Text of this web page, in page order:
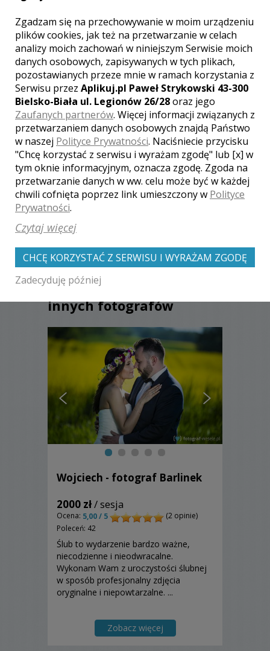
jakości, jasnymi obiektywami
stałoogniskowymi. O nazwach sprzętu
dżentelmeni nie rozmawiają. ;)
Opinie o fotografie (0)
[ brak komentarzy ]
Zobacz także galerie
innych fotografów
Wojciech - fotograf Barlinek
2000 zł/ sesja
Ocena: 5,00 / 5
(2 opinie)
Poleceń: 42
Ślub to wydarzenie bardzo ważne,
niecodzienne i nieodwracalne.
Wykonam Wam z uroczystości ślubnej
w sposób profesjonalny zdjęcia
oryginalne i niepowtarzalne. ...
Zobacz więcej
Zgadzam się na przechowywanie w moim urządzeniu
plików cookies, jak też na przetwarzanie w celach
analizy moich zachowań w niniejszym Serwisie moich
danych osobowych, zapisywanych w tych plikach,
pozostawianych przeze mnie w ramach korzystania z
Serwisu przez Aplikuj.pl Paweł Strykowski 43-300
Bielsko-Biała ul. Legionów 26/28oraz jego
Zaufanych partnerów. Więcej informacji związanych z
przetwarzaniem danych osobowych znajdą Państwo
w naszej Polityce Prywatności. Naciśniecie przycisku
"Chcę korzystać z serwisu i wyrażam zgodę" lub [x] w
tym oknie informacyjnym, oznacza zgodę. Zgoda na
przetwarzanie danych w ww. celu może być w każdej
chwili cofnięta poprzez link umieszczony w Polityce
Prywatności.
Czytaj więcej
CHCĘ KORZYSTAĆ Z SERWISU I WYRAŻAM ZGODĘ
Zadecyduję później